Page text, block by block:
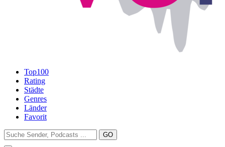
Top100
Rating
Städte
Genres
Länder
Favorit
GO